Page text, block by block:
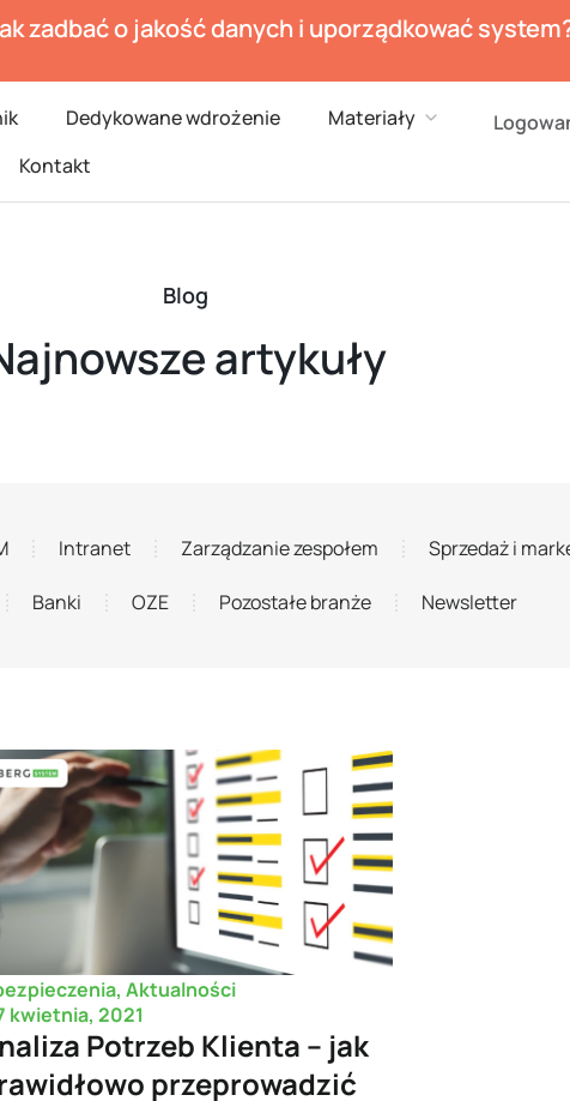
zadbać o jakość danych i uporządkować
Dedykowane wdrożenie Materiały Open Materiały
Kontakt
Blog
artykuły
Intranet Zarządzanie zespołem Sprzedaż i
Banki OZE Pozostałe branże Newsletter
, Aktualności
kwietnia, 2021
Potrzeb Klienta – jak
przeprowadzić